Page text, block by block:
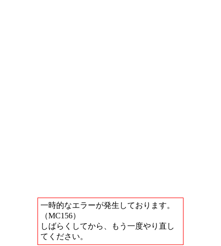
一時的なエラーが発生しております。
（MC156）
しばらくしてから、もう一度やり直し
てください。